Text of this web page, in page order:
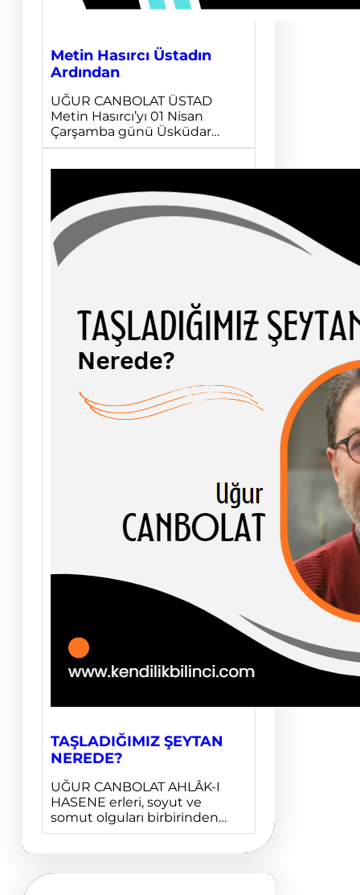
Metin Hasırcı Üstadın
Ardından
UĞUR CANBOLAT ÜSTAD
Metin Hasırcı’yı 01 Nisan
Çarşamba günü Üsküdar…
TAŞLADIĞIMIZ ŞEYTAN
NEREDE?
UĞUR CANBOLAT AHLÂK-I
HASENE erleri, soyut ve
somut olguları birbirinden…